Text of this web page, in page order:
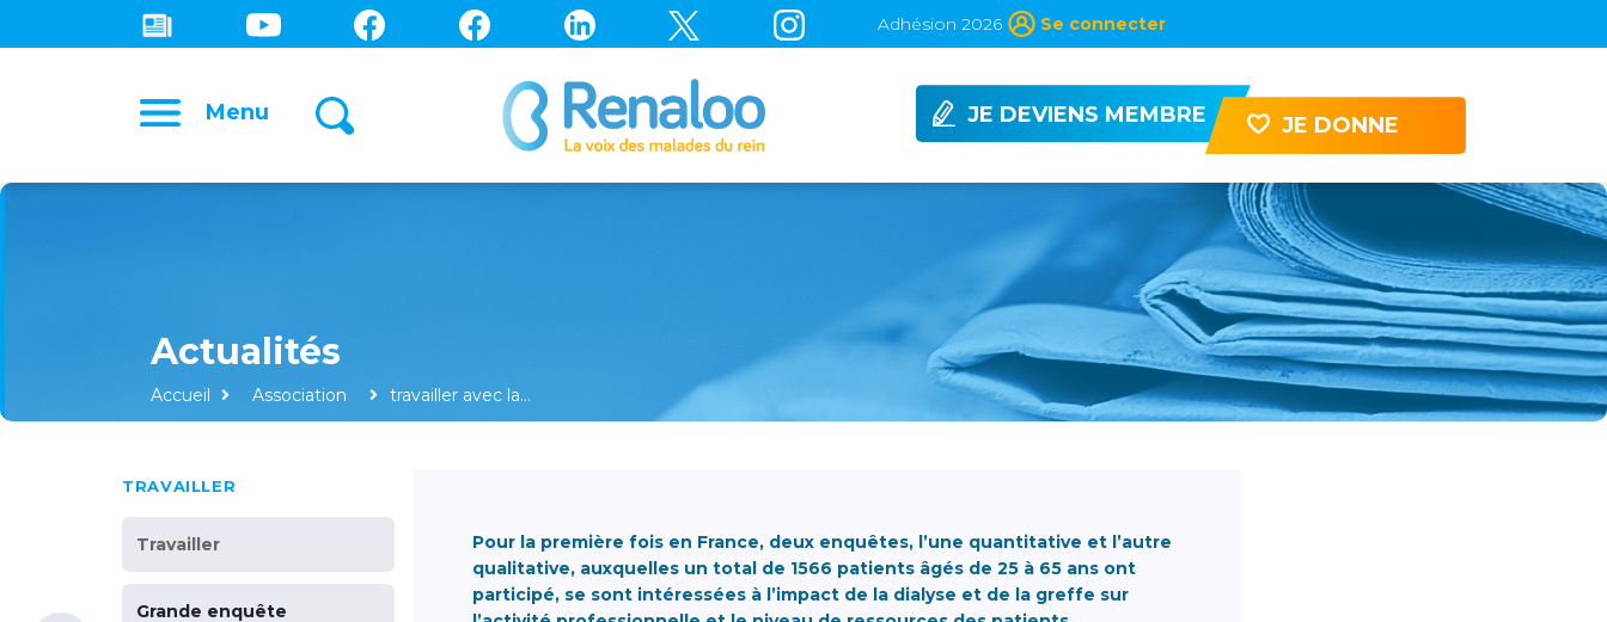
Adhésion 2026 Se connecter
Menu JE DEVIENS MEMBRE JE DONNE
Accueil Association travailler avec la…
TRAVAILLER
Travailler
Grande enquête
Pour la première fois en France, deux enquêtes, l’une quantitative et l’autre
qualitative, auxquelles un total de 1566 patients âgés de 25 à 65 ans ont
participé, se sont intéressées à l’impact de la dialyse et de la greffe sur